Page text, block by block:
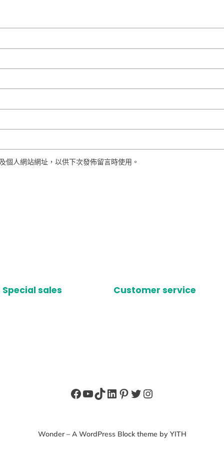
個人網站網址，以供下次發佈留言時使用。
Special sales Customer service
Facebook
YouTube
TikTok
LinkedIn
Pinterest
X Instagram
Wonder – A WordPress Block theme by YITH